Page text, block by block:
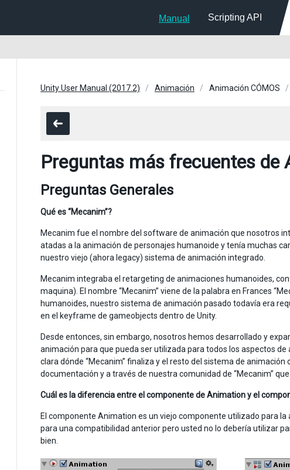
Manual Scripting API
Unity User Manual (2017.2) Animación Animación CÓMOS
Preguntas más frecuentes de
Preguntas Generales
Qué es “Mecanim”?
Mecanim fue el nombre del software de animación que nosotros
atadas a la animación de personajes humanoide y tenía muchas
nuestro viejo (ahora legacy) sistema de animación integrado.
Mecanim integraba el retargeting de animaciones humanoides,
maquina). El nombre “Mecanim” viene de la palabra en Frances
humanoides, nuestro sistema de animación pasado todavía era
en el keyframe de gameobjects dentro de Unity.
Desde entonces, sin embargo, nosotros hemos desarrollado y
animación para que pueda ser utilizada para todos los aspectos
clara dónde “Mecanim” finaliza y el resto del sistema de
documentación y a través de nuestra comunidad de “Mecanim”
Cuál es la diferencia entre el componente de Animation y el
El componente Animation es un viejo componente utilizado para
para una compatibilidad anterior pero usted no lo debería utilizar
bien.